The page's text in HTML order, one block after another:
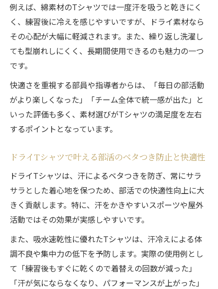
かせない理由
部活Tシャツの吸水速乾ドライが人気の秘密
とは
例えば、綿素材のTシャツでは一度汗を吸うと乾きにく
く、練習後に冷えを感じやすいですが、ドライ素材なら
その心配が大幅に軽減されます。また、繰り返し洗濯し
ても型崩れしにくく、長期間使用できるのも魅力の一つ
です。
快適さを重視する部員や指導者からは、「毎日の部活動
がより楽しくなった」「チーム全体で統一感が出た」と
いった評価も多く、素材選びがTシャツの満足度を左右
するポイントとなっています。
ドライTシャツで叶える部活のベタつき防止と快適性
ドライTシャツは、汗によるベタつきを防ぎ、常にサラ
サラとした着心地を保つため、部活での快適性向上に大
きく貢献します。特に、汗をかきやすいスポーツや屋外
活動ではその効果が実感しやすいです。
また、吸水速乾性に優れたTシャツは、汗冷えによる体
調不良や集中力の低下を予防します。実際の使用例とし
て「練習後もすぐに乾くので着替えの回数が減った」
「汗が気にならなくなり、パフォーマンスが上がった」